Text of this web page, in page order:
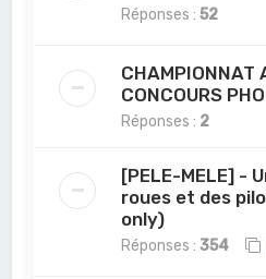
Réponses :52
CHAMPIONNAT
CONCOURS
Réponses : 2
[PELE-MELE] -
roues et des
only)
Réponses :354